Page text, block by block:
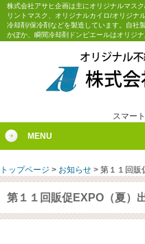
株式会社アサヒ企画は主にオリジナルマス
リントマスク、オリジナルカイロ/オリジナ
冷却剤/保冷剤などを製造しています。自社
かぽか、瞬間冷却剤ドンピエールはオリジナ
スマー
MENU
トップページ > お知らせ > 第１１回販
第１１回販促EXPO（夏）